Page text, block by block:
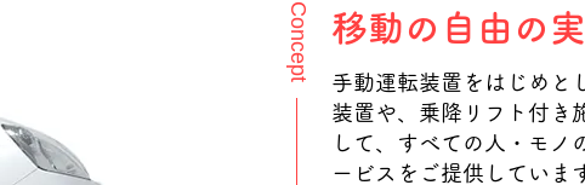
Concept ​移動の自由の
手動運転装置をはじめと
装置や、 乗降リフト付き
して、
すべての人・モノ
ービスをご提供していま